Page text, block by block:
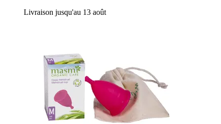
Livraison jusqu'au 13 août